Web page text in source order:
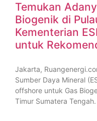
Temukan
Biogenik di
Kementerian
untuk
Jakarta,
Sumber Daya Mineral
offshore untuk Gas
Timur Sumatera